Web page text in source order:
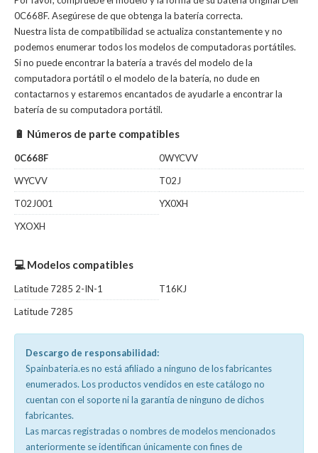
0C668F. Asegúrese de que obtenga la batería correcta.
Nuestra lista de compatibilidad se actualiza constantemente y no
podemos enumerar todos los modelos de computadoras portátiles.
Si no puede encontrar la batería a través del modelo de la
computadora portátil o el modelo de la batería, no dude en
contactarnos y estaremos encantados de ayudarle a encontrar la
batería de su computadora portátil.
🔋 Números de parte compatibles
0C668F
0WYCVV
WYCVV
T02J
T02J001
YX0XH
YXOXH
💻 Modelos compatibles
Latitude 7285 2-IN-1
T16KJ
Latitude 7285
Descargo de responsabilidad:
Spainbateria.es no está afiliado a ninguno de los fabricantes
enumerados. Los productos vendidos en este catálogo no
cuentan con el soporte ni la garantía de ninguno de dichos
fabricantes.
Las marcas registradas o nombres de modelos mencionados
anteriormente se identifican únicamente con fines de